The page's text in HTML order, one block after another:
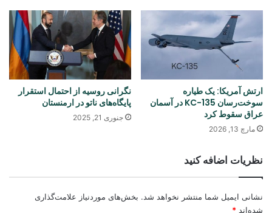
ارتش آمریکا: یک طیاره
سوخت‌رسان KC-135 در آسمان
عراق سقوط کرد
مارچ 13, 2026
نگرانی روسیه از احتمال استقرار
پایگاه‌های ناتو در ارمنستان
جنوری 21, 2025
نظریات اضافه کنید
نشانی ایمیل شما منتشر نخواهد شد. بخش‌های موردنیاز علامت‌گذاری
شده‌اند *